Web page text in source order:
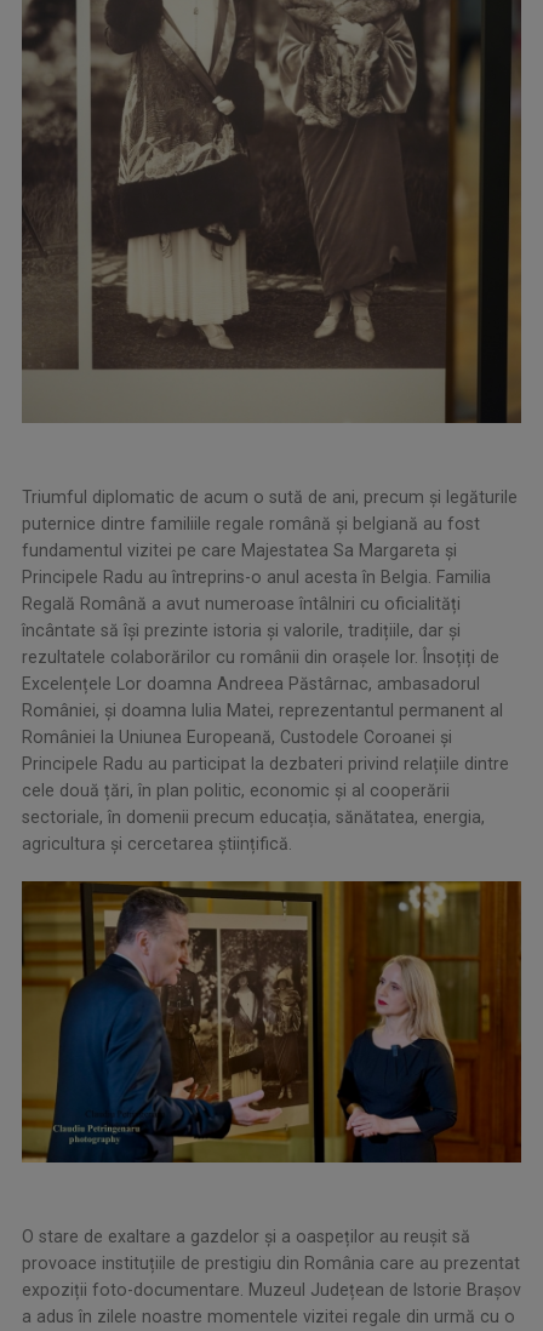
Triumful diplomatic de acum o sută de ani, precum și legăturile
puternice dintre familiile regale română și belgiană au fost
fundamentul vizitei pe care Majestatea Sa Margareta și
Principele Radu au întreprins-o anul acesta în Belgia. Familia
Regală Română a avut numeroase întâlniri cu oficialități
încântate să își prezinte istoria și valorile, tradițiile, dar și
rezultatele colaborărilor cu românii din orașele lor. Însoțiți de
Excelențele Lor doamna Andreea Păstârnac, ambasadorul
României, și doamna Iulia Matei, reprezentantul permanent al
României la Uniunea Europeană, Custodele Coroanei și
Principele Radu au participat la dezbateri privind relațiile dintre
cele două țări, în plan politic, economic și al cooperării
sectoriale, în domenii precum educația, sănătatea, energia,
agricultura și cercetarea științifică.
O stare de exaltare a gazdelor și a oaspeților au reușit să
provoace instituțiile de prestigiu din România care au prezentat
expoziții foto-documentare. Muzeul Județean de Istorie Brașov
a adus în zilele noastre momentele vizitei regale din urmă cu o